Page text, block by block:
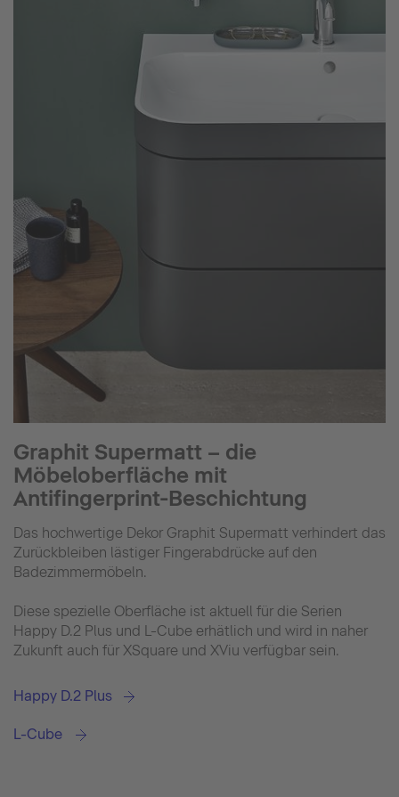
Graphit Supermatt – die
Möbeloberfläche mit
Antifingerprint-Beschichtung
Das hochwertige Dekor Graphit Supermatt verhindert das
Zurückbleiben lästiger Fingerabdrücke auf den
Badezimmermöbeln.
Diese spezielle Oberfläche ist aktuell für die Serien
Happy D.2 Plus und L-Cube erhätlich und wird in naher
Zukunft auch für XSquare und XViu verfügbar sein.
Happy D.2 Plus
L-Cube